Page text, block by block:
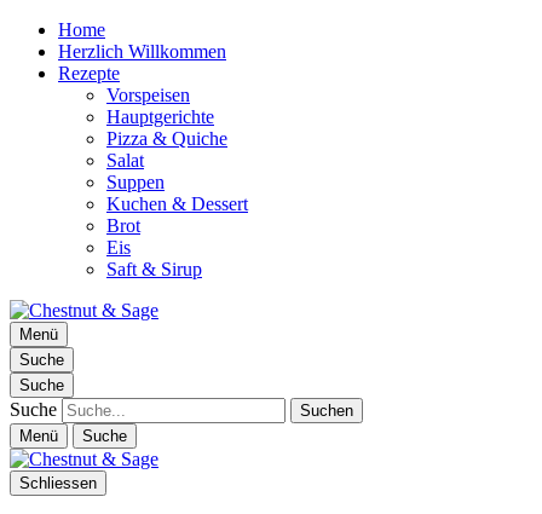
Home
Herzlich Willkommen
Rezepte
Vorspeisen
Hauptgerichte
Pizza & Quiche
Salat
Suppen
Kuchen & Dessert
Brot
Eis
Saft & Sirup
Chestnut & Sage
Foodblog | essen. trinken. genießen.
Menü
Suche
Suche
Suche
Menü Suche
Schliessen